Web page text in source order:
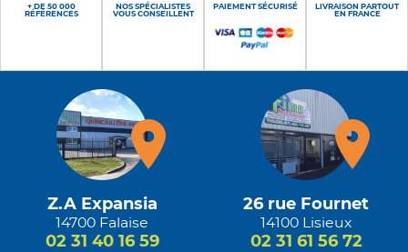
+ DE 50 000
RÉFÉRENCES
NOS SPÉCIALISTES
VOUS CONSEILLENT
PAIEMENT SÉCURISÉ
LIVRAISON PARTOUT
EN FRANCE
Z.A Expansia
14700 Falaise
02 31 40 16 59
26 rue Fournet
14100 Lisieux
02 31 61 56 72